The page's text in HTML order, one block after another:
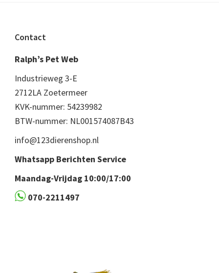
Footer
Contact
Ralph’s Pet Web
Industrieweg 3-E
2712LA Zoetermeer
KVK-nummer: 54239982
BTW-nummer: NL001574087B43
info@123dierenshop.nl
Whatsapp Berichten Service
Maandag-Vrijdag 10:00/17:00
070-2211497